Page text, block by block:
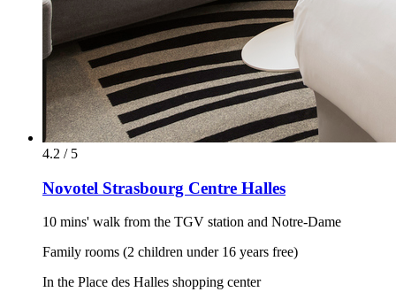
4.2 / 5
Novotel Strasbourg Centre Halles
10 mins' walk from the TGV station and Notre-Dame
Family rooms (2 children under 16 years free)
In the Place des Halles shopping center